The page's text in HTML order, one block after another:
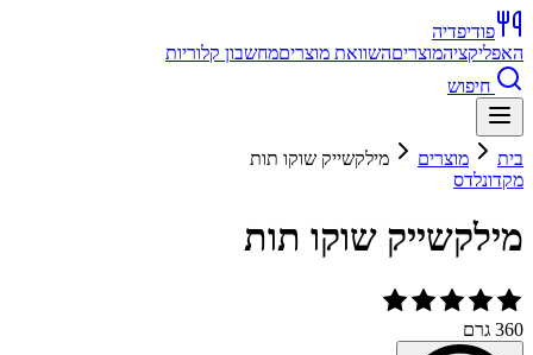
פודיפדיה
האפליקציהמוצריםהשוואת מוצריםמחשבון קלוריות
חיפוש
בית מוצרים
מילקשייק שוקו תות
מקדונלדס
מילקשייק שוקו תות
360 גרם